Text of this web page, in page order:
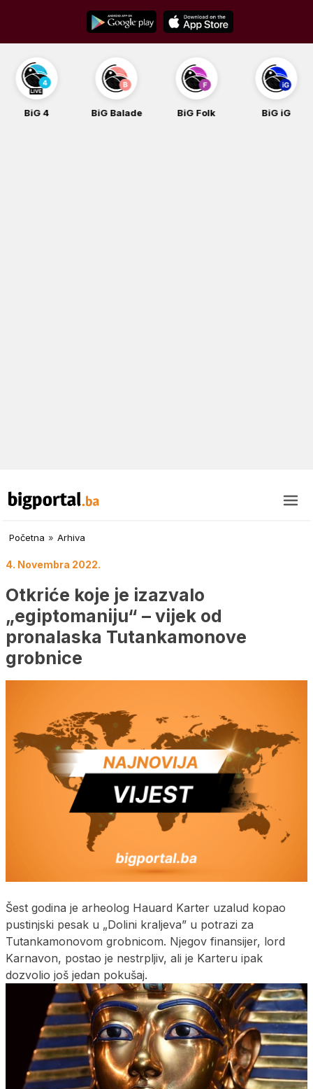
content
BiG 4 BiG Balade BiG Folk BiG iG
Početna » Arhiva
4. Novembra 2022.
Otkriće koje je izazvalo
„egiptomaniju“ – vijek od
pronalaska Tutankamonove
grobnice
Šest godina je arheolog Hauard Karter uzalud kopao
pustinjski pesak u „Dolini kraljeva” u potrazi za
Tutankamonovom grobnicom. Njegov finansijer, lord
Karnavon, postao je nestrpljiv, ali je Karteru ipak
dozvolio još jedan pokušaj.